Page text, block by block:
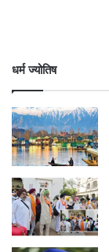
धर्म ज्योतिष